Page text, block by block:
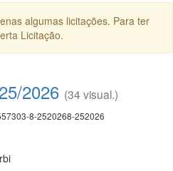
algumas licitações. Para ter
Licitação.
2026 (34 visual.)
8-2520268-252026